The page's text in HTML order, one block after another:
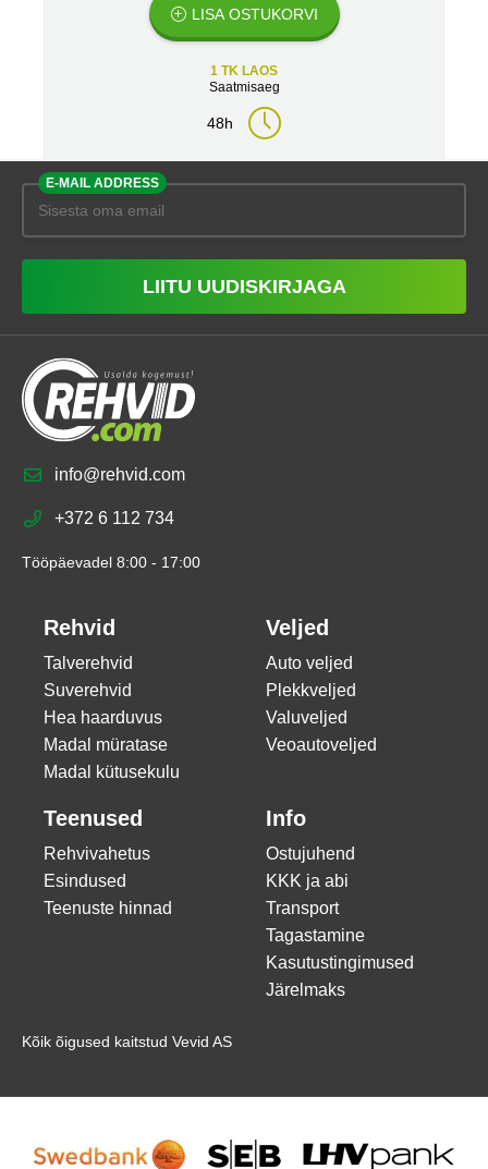
LISA OSTUKORVI
1 TK LAOS
Saatmisaeg
48h
E-MAIL ADDRESS
LIITU UUDISKIRJAGA
info@rehvid.com
+372 6 112 734
Tööpäevadel 8:00 - 17:00
Rehvid
Talverehvid
Suverehvid
Hea haarduvus
Madal müratase
Madal kütusekulu
Veljed
Auto veljed
Plekkveljed
Valuveljed
Veoautoveljed
Teenused
Rehvivahetus
Esindused
Teenuste hinnad
Info
Ostujuhend
KKK ja abi
Transport
Tagastamine
Kasutustingimused
Järelmaks
Kõik õigused kaitstud Vevid AS